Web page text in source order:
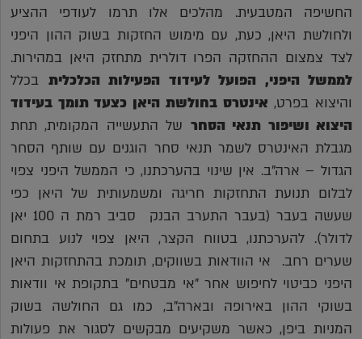
החשיפה המטבעית. מהלכים אלו תרמו לעודפי ההציע
ולחולשת היאן, כעת, עם מימוש החזקות בשוק ההון היפני
לצד צמצום ההחזקה הפרו דולרית מתחזק היאן במהירות.
לממשל היפני, הפועל לעידוד הפעילות הכלכלית בכלל
והיצוא בפרט, אינטרס בחולשת היאן כצעד תומך בעידוד
היצוא ושיפור תנאי הסחר של התעשייה המקומית, תחת
מגבלת האינטרס לשמר תנאי סחר הוגנים עם שותף הסחר
הגדול – ארה"ב. אין שינוי בהערכתנו, כי הממשל היפני צפוי
לבלום תנועת התחזקות חריגה ומשמעותית של היאן כפי
שעשה בעבר (בעבר התערב הבנק סביב רמת ה 100 יאן
לדולר). להערכתנו, בטווח הקצר, היאן צפוי לנוע בתחום
שערים רחב. אי הוודאות בשווקים, תומכת בהתחזקות היאן
היפני כביטוי לחיפוש אחר "אי מבטחים" בתקופת אי וודאות
בשוקי ההון באירופה ובארה"ב, כמו גם החולשה בשוק
המניות ביפן, כאשר משקיעים מבקשים לסגור את פעולות